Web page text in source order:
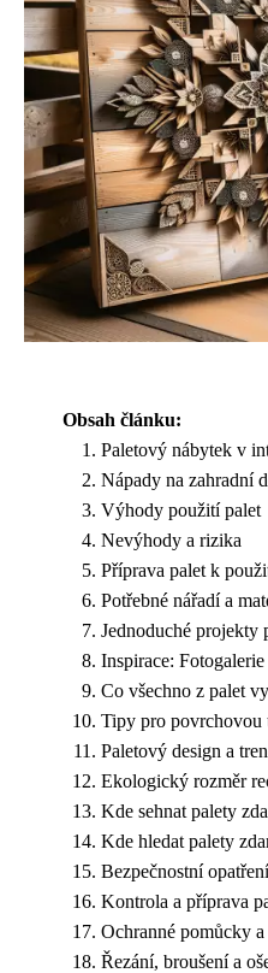
Obsah článku:
Paletový nábytek v
Nápady na zahradní
Výhody použití palet
Nevýhody a rizika
Příprava palet k
Potřebné nářadí a
Jednoduché projekty
Inspirace:
Co všechno z palet
Tipy pro povrchovou
Paletový design a
Ekologický rozměr
Kde sehnat palety
Kde hledat palety
Bezpečnostní
Kontrola a příprava
Ochranné pomůcky
Řezání, broušení a